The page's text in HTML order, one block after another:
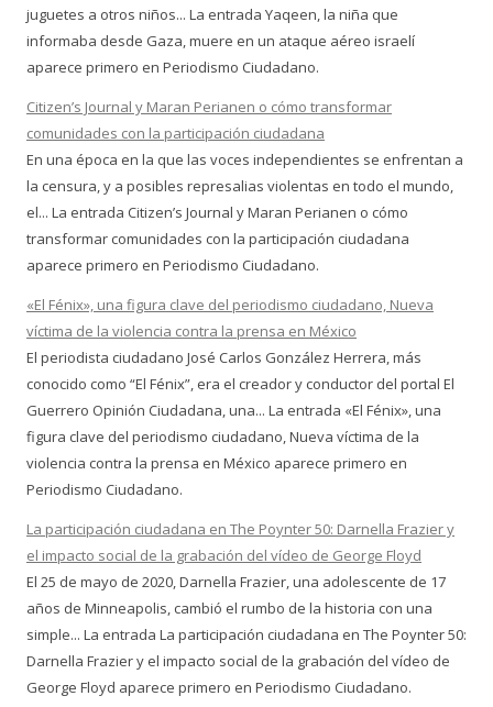
juguetes a otros niños... La entrada Yaqeen, la niña que
informaba desde Gaza, muere en un ataque aéreo israelí
aparece primero en Periodismo Ciudadano.
Citizen’s Journal y Maran Perianen o cómo transformar
comunidades con la participación ciudadana
En una época en la que las voces independientes se enfrentan a
la censura, y a posibles represalias violentas en todo el mundo,
el... La entrada Citizen’s Journal y Maran Perianen o cómo
transformar comunidades con la participación ciudadana
aparece primero en Periodismo Ciudadano.
«El Fénix», una figura clave del periodismo ciudadano, Nueva
víctima de la violencia contra la prensa en México
El periodista ciudadano José Carlos González Herrera, más
conocido como “El Fénix”, era el creador y conductor del portal El
Guerrero Opinión Ciudadana, una... La entrada «El Fénix», una
figura clave del periodismo ciudadano, Nueva víctima de la
violencia contra la prensa en México aparece primero en
Periodismo Ciudadano.
La participación ciudadana en The Poynter 50: Darnella Frazier y
el impacto social de la grabación del vídeo de George Floyd
El 25 de mayo de 2020, Darnella Frazier, una adolescente de 17
años de Minneapolis, cambió el rumbo de la historia con una
simple... La entrada La participación ciudadana en The Poynter 50:
Darnella Frazier y el impacto social de la grabación del vídeo de
George Floyd aparece primero en Periodismo Ciudadano.